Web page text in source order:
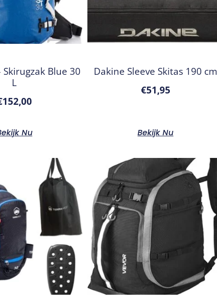
Skirugzak Blue 30
L
152,00
Nu
Dakine Sleeve Skitas 190 cm
€51,95
Bekijk Nu